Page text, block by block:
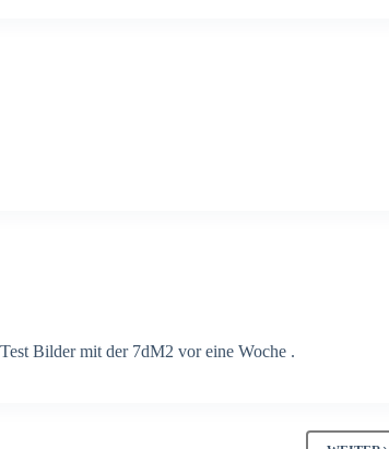
Bilder mit der 7dM2 vor eine Woche .